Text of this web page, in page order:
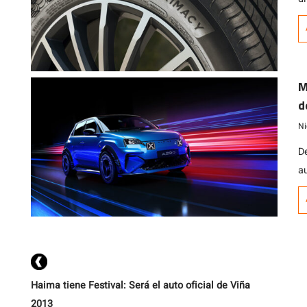
Haima tiene Festival: Será el auto oficial de Viña
2013